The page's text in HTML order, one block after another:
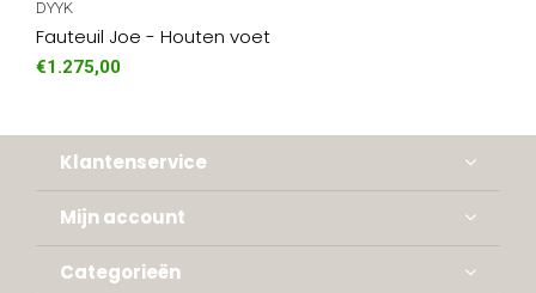
DYYK
Fauteuil Joe - Houten voet
€1.275,00
Klantenservice
Mijn account
Categorieën